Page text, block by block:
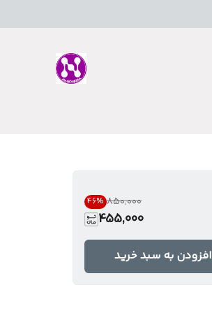
۸۵۰٬۰۰۰ 46%
455,000
افزودن به سبد خرید